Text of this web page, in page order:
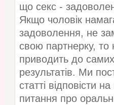
що секс -
Якщо чоловік
задоволення, не
свою партнерку, то
приводить до
результатів. Ми
статті відповісти
питання про